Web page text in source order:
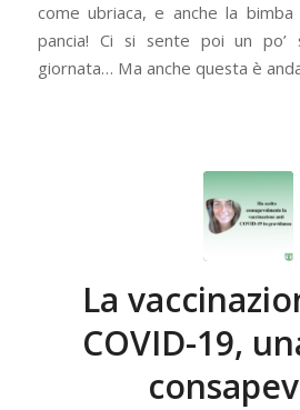
come ubriaca, e anche la
pancia! Ci si sente poi un
giornata… Ma anche questa è
La
COVID-19,